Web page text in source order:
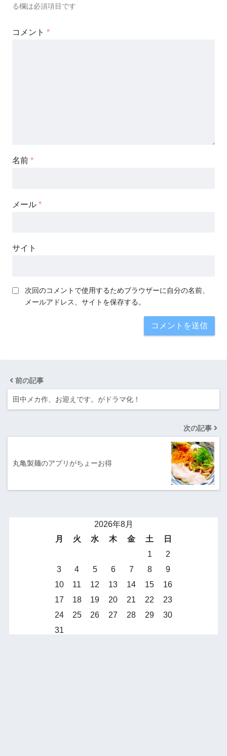
る欄は必須項目です
コメント *
名前 *
メール *
サイト
次回のコメントで使用するためブラウザーに自分の名前、
メールアドレス、サイトを保存する。
前の記事
田中メカ作、お迎えです。がドラマ化！
次の記事
丸亀製麺のアプリがちょーお得
2026年8月
月
火 水 木 金 土
日
1
2
3
4 5 6 7 8
9
10
11 12 13 14 15
16
17
18 19 20 21 22
23
24
25 26 27 28 29
30
31